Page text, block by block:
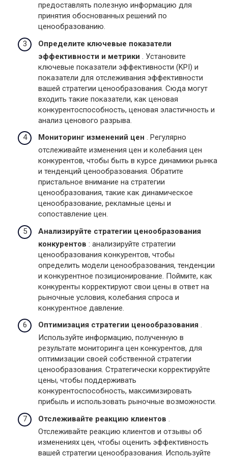
предоставлять полезную информацию для
принятия обоснованных решений по
ценообразованию.
Определите ключевые показатели
эффективности и метрики . Установите
ключевые показатели эффективности (KPI) и
показатели для отслеживания эффективности
вашей стратегии ценообразования. Сюда могут
входить такие показатели, как ценовая
конкурентоспособность, ценовая эластичность и
анализ ценового разрыва.
Мониторинг изменений цен . Регулярно
отслеживайте изменения цен и колебания цен
конкурентов, чтобы быть в курсе динамики рынка
и тенденций ценообразования. Обратите
пристальное внимание на стратегии
ценообразования, такие как динамическое
ценообразование, рекламные цены и
сопоставление цен.
Анализируйте стратегии ценообразования
конкурентов : анализируйте стратегии
ценообразования конкурентов, чтобы
определить модели ценообразования, тенденции
и конкурентное позиционирование. Поймите, как
конкуренты корректируют свои цены в ответ на
рыночные условия, колебания спроса и
конкурентное давление.
Оптимизация стратегии ценообразования .
Используйте информацию, полученную в
результате мониторинга цен конкурентов, для
оптимизации своей собственной стратегии
ценообразования. Стратегически корректируйте
цены, чтобы поддерживать
конкурентоспособность, максимизировать
прибыль и использовать рыночные возможности.
Отслеживайте реакцию клиентов .
Отслеживайте реакцию клиентов и отзывы об
изменениях цен, чтобы оценить эффективность
вашей стратегии ценообразования. Используйте